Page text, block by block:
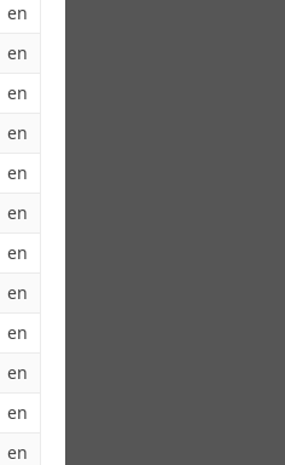
en
en
en
en
en
en
en
en
en
en
en
en